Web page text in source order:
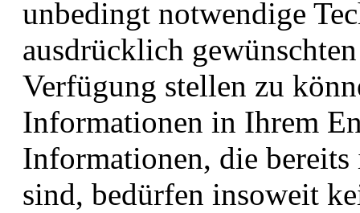
unbedingt notwendige
ausdrücklich
Verfügung stellen zu
Informationen in Ihrem
Informationen, die
sind, bedürfen insoweit